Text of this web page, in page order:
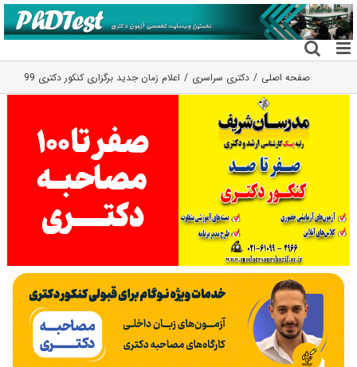
رفتن
به
محتوا
صفحه اصلی دکتری سراسری اعلام زمان جدید برگزاری کنکور دکتری 99